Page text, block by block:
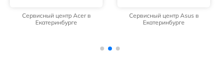
Сервисный центр Acer в
Екатеринбурге
Сервисный центр Asus в
Екатеринбурге